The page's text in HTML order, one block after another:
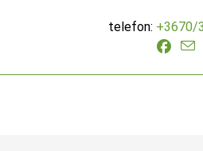
telefon: +3670/